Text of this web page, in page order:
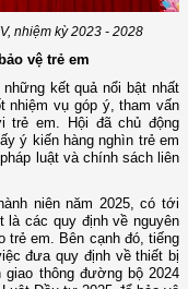
nhiệm kỳ 2023 - 2028
vệ trẻ em
kết quả nổi bật nhất
nhiệm vụ góp ý, tham vấn
trẻ em. Hội đã chủ động
ý kiến hàng nghìn trẻ em
luật và chính sách liên
niên năm 2025, có tới
là các quy định về nguyên
em. Bên cạnh đó, tiếng
đưa quy định về thiết bị
thông đường bộ 2024